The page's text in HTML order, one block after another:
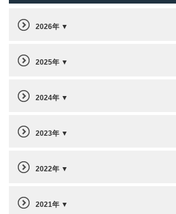
2026年
2025年
2024年
2023年
2022年
2021年